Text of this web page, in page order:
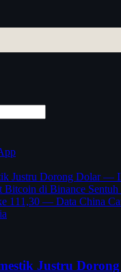
Justru Dorong Dolar —
Bitcoin di Binance
111,30 — Data China
Justru